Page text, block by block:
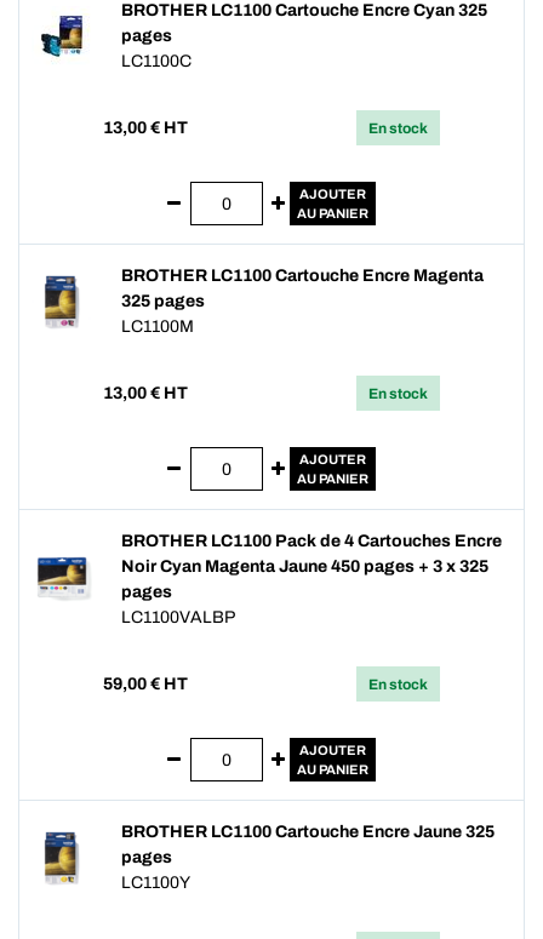
BROTHER LC1100 Cartouche Encre Cyan 325
pages
LC1100C
13,00 € HT En stock
AJOUTER
AU PANIER
BROTHER LC1100 Cartouche Encre Magenta
325 pages
LC1100M
13,00 € HT En stock
AJOUTER
AU PANIER
BROTHER LC1100 Pack de 4 Cartouches Encre
Noir Cyan Magenta Jaune 450 pages + 3 x 325
pages
LC1100VALBP
59,00 € HT En stock
AJOUTER
AU PANIER
BROTHER LC1100 Cartouche Encre Jaune 325
pages
LC1100Y